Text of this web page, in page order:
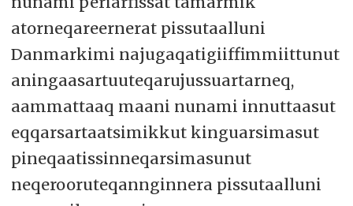
atorneqareernerat pissutaalluni
Danmarkimi najugaqatigiiffimmiittunut
aningaasartuuteqarujussuartarneq,
aammattaaq maani nunami innuttaasut
eqqarsartaatsimikkut kinguarsimasut
pineqaatissinneqarsimasunut
neqerooruteqannginnera pissutaalluni